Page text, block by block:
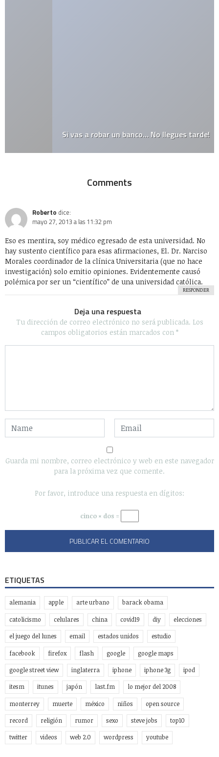
Si vas a robar un banco… No llegues tarde!
Comments
Roberto dice:
mayo 27, 2013 a las 11:32 pm
Eso es mentira, soy médico egresado de esta universidad. No
hay sustento científico para esas afirmaciones, El. Dr. Narciso
Morales coordinador de la clínica Universitaria (que no hace
investigación) solo emitio opiniones. Evidentemente causó
polémica por ser un “científico” de una universidad católica.
RESPONDER
Deja una respuesta
Tu dirección de correo electrónico no será publicada. Los
campos obligatorios están marcados con *
Guarda mi nombre, correo electrónico y web en este navegador
para la próxima vez que comente.
Por favor, introduce una respuesta en dígitos:
cinco × dos =
ETIQUETAS
alemania apple arte urbano barack obama
catolicismo celulares china covid19 diy elecciones
el juego del lunes email estados unidos estudio
facebook firefox flash google google maps
google street view inglaterra iphone iphone 3g ipod
itesm itunes japón last.fm lo mejor del 2008
monterrey muerte méxico niños open source
record religión rumor sexo steve jobs top10
twitter videos web 2.0 wordpress youtube